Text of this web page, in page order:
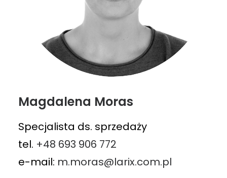
Magdalena Moras
Specjalista ds. sprzedaży
tel. +48 693 906 772
e-mail: m.moras@larix.com.pl